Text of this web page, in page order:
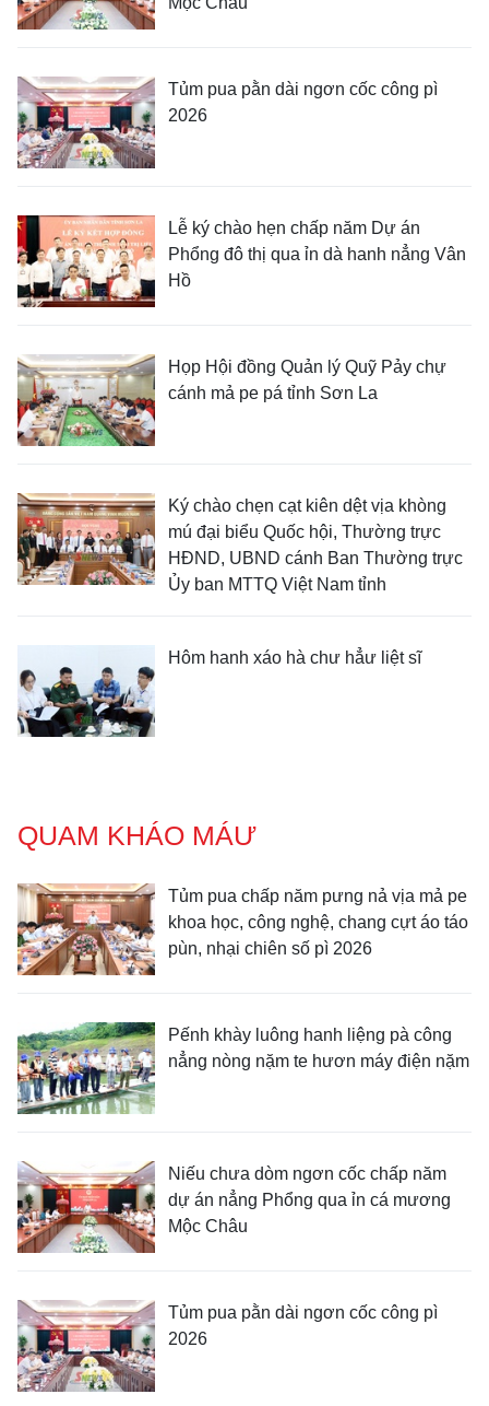
Tủm pua pằn dài ngơn cốc công pì
2026
Lễ ký chào hẹn chấp năm Dự án
Phổng đô thị qua ỉn dà hanh nẳng Vân
Hồ
Họp Hội đồng Quản lý Quỹ Pảy chự
cánh mả pe pá tỉnh Sơn La
Ký chào chẹn cạt kiên dệt vịa khòng
mú đại biểu Quốc hội, Thường trực
HĐND, UBND cánh Ban Thường trực
Ủy ban MTTQ Việt Nam tỉnh
Hôm hanh xáo hà chư hẳư liệt sĩ
QUAM KHÁO MÁƯ
Tủm pua chấp năm pưng nả vịa mả pe
khoa học, công nghệ, chang cựt áo táo
pùn, nhại chiên số pì 2026
Pếnh khày luông hanh liệng pà công
nẳng nòng nặm te hươn máy điện nặm
Niếu chưa dòm ngơn cốc chấp năm
dự án nẳng Phổng qua ỉn cá mương
Mộc Châu
Tủm pua pằn dài ngơn cốc công pì
2026